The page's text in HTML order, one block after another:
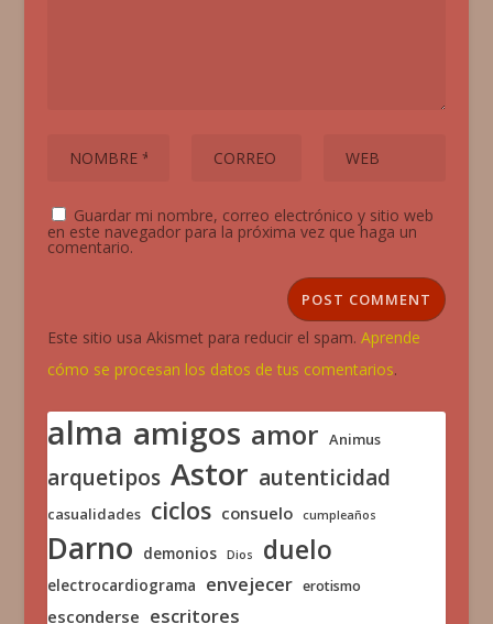
Guardar mi nombre, correo electrónico y sitio web
en este navegador para la próxima vez que haga un
comentario.
Este sitio usa Akismet para reducir el spam. Aprende
cómo se procesan los datos de tus comentarios.
alma amigos amor Animus
arquetipos Astor autenticidad
casualidades ciclos consuelo cumpleaños
Darno demonios Dios duelo
electrocardiograma envejecer erotismo
esconderse escritores